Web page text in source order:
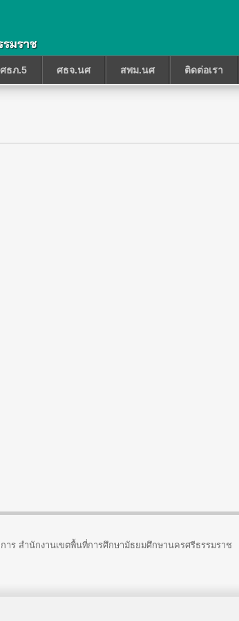
ศธภ.5 ศธจ.นศ สพม.นศ ติดต่อเรา
าร สำนักงานเขตพื้นที่การศึกษามัธยมศึกษานครศรีธรรมราช